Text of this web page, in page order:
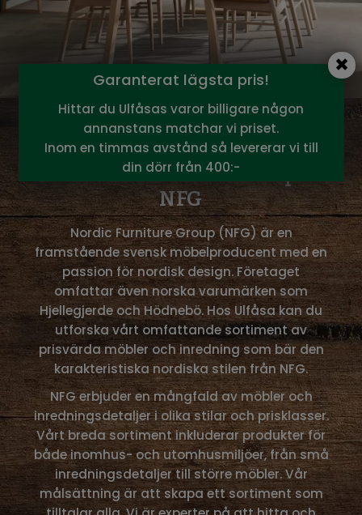
Kundtjänst
Kampanjer
Nordic Furniture Group -
NFG
Nordic Furniture Group (NFG) är en
framstående svensk möbelproducent med en
passion för nordisk design. Företaget
omfattar även norska varumärken som
Hjellegjerde och Hödnebö. Hos Ulfåsa kan du
utforska vårt omfattande sortiment av
prisvärda möbler och inredning som bär den
karakteristiska nordiska stilen från NFG.
NFG erbjuder en mångfald av möbler och
inredningsdetaljer i olika stilar och prisklasser.
Vårt breda sortiment inkluderar produkter för
både inomhus- och utomhusmiljöer, från små
inredningsdetaljer till större möbler. Vår
målsättning är att skapa ett sortiment som
Garanterat lägsta pris!
Hittar du Ulfåsas varor billigare någon
annanstans matchar vi priset.
Inom en timmas avstånd så levererar vi till
din dörr från 400:-